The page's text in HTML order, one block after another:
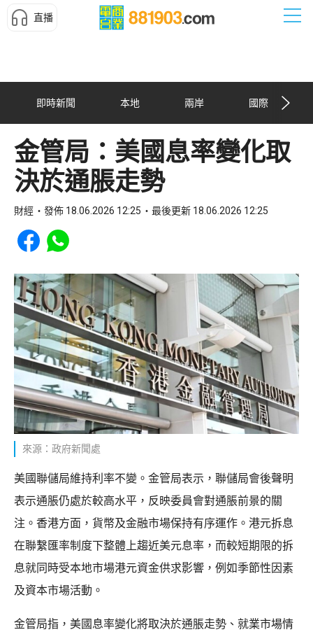
直播
即時新聞 本地 兩岸 國際
金管局：美國息率變化取
決於通脹走勢
財經 發佈 18.06.2026 12:25 最後更新 18.06.2026 12:25
Share to Facebook
Share to WhatsApp
來源：政府新聞處
美國聯儲局維持利率不變。金管局表示，聯儲局會後聲明
表示通脹仍處於較高水平，反映委員會對通脹前景的關
注。香港方面，貨幣及金融市場保持有序運作。港元拆息
在聯繫匯率制度下整體上趨近美元息率，而較短期限的拆
息就同時受本地市場港元資金供求影響，例如季節性因素
及資本市場活動。
金管局指，美國息率變化將取決於通脹走勢、就業市場情